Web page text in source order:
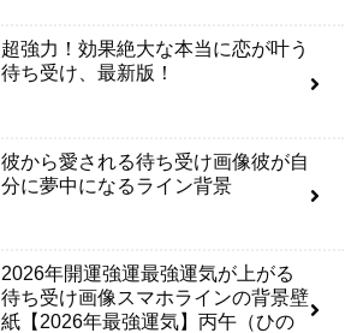
超強力！効果絶大な本当に恋が叶う
待ち受け、最新版！
彼から愛される待ち受け画像彼が自
分に夢中になるライン背景
2026年開運強運最強運気が上がる
待ち受け画像スマホラインの背景壁
紙【2026年最強運気】丙午（ひの